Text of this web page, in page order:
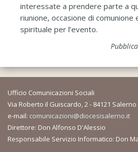
interessate a prendere parte a
riunione, occasione di comunione
spirituale per l’evento.
Ufficio Comunicazioni Sociali
Via Roberto il Guiscardo, 2 - 84121 Salerno
e-mail: comunicazioni@diocesisalerno.it
Direttore: Don Alfonso D'Alessio
Responsabile Servizio Informatico: Don